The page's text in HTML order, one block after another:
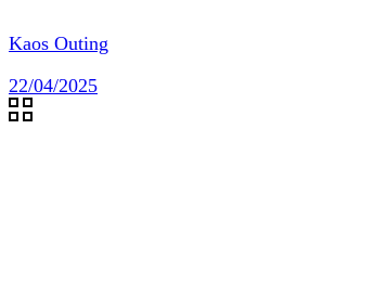
Kaos Outing
22/04/2025